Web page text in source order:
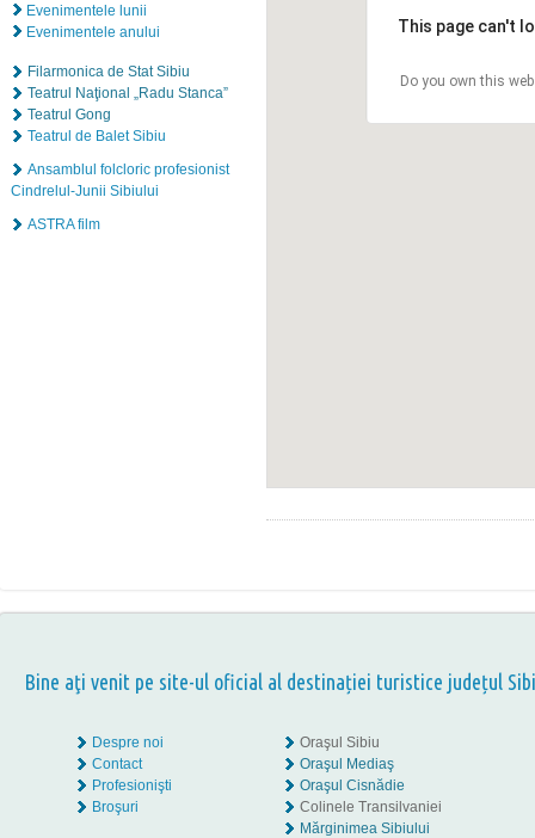
Evenimentele lunii
Evenimentele anului
Filarmonica de Stat Sibiu
Teatrul Naţional „Radu Stanca”
Teatrul Gong
Teatrul de Balet Sibiu
Ansamblul folcloric profesionist
Cindrelul-Junii Sibiului
ASTRA film
This page can't
Do you own this
Bine aţi venit pe site-ul oficial al destinației turistice județul
Despre noi
Contact
Profesionişti
Broşuri
Oraşul Sibiu
Oraşul Mediaş
Oraşul Cisnădie
Colinele Transilvaniei
Mărginimea Sibiului